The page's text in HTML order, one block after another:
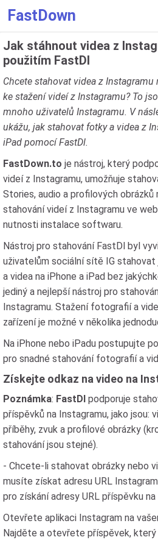
FastDown
Jak stáhnout videa z
použitím FastDl
Chcete stahovat videa z Instagramu
ke stažení videí z Instagramu? To
mnoho uživatelů Instagramu. V
ukážu, jak stahovat fotky a videa z
iPad pomocí FastDl.
FastDown.to je nástroj, který
videí z Instagramu, umožňuje
Stories, audio a profilových obrázků
stahování videí z Instagramu ve
nutnosti instalace softwaru.
Nástroj pro stahování FastDl byl
uživatelům sociální sítě IG
a videa na iPhone a iPad bez
jediný a nejlepší nástroj pro
Instagramu. Stažení fotografií a
zařízení je možné v několika
Na iPhone nebo iPadu postupujte
pro snadné stahování fotografií a
Získejte odkaz na video na
Poznámka: FastDl podporuje
příspěvků na Instagramu, jako jsou:
příběhy, zvuk a profilové obrázky
stahování jsou stejné).
- Chcete-li stahovat obrázky nebo
musíte získat adresu URL
pro získání adresy URL příspěvku
Otevřete aplikaci Instagram na
Najděte a otevřete příspěvek,